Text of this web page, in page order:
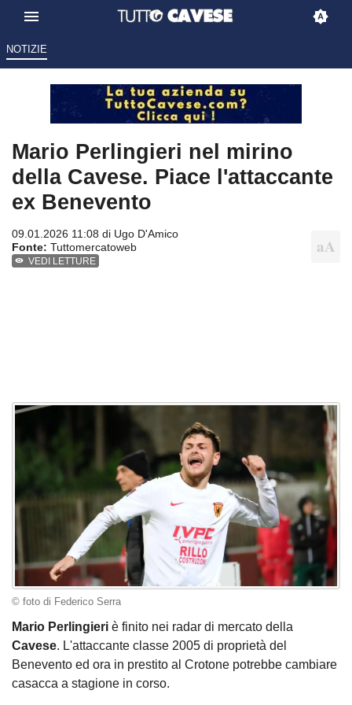
NOTIZIE
Mario Perlingieri nel mirino
della Cavese. Piace l'attaccante
ex Benevento
09.01.2026 11:08 di Ugo D'Amico
Fonte: Tuttomercatoweb
VEDI LETTURE
© foto di Federico Serra
Mario Perlingieri è finito nei radar di mercato della
Cavese. L'attaccante classe 2005 di proprietà del
Benevento ed ora in prestito al Crotone potrebbe cambiare
casacca a stagione in corso.